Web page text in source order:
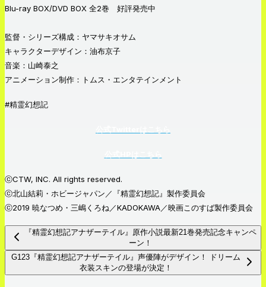
Blu-ray BOX/DVD BOX 全2巻 好評発売中
監督・シリーズ構成：ヤマサキオサム
キャラクターデザイン：油布京子
音楽：山崎泰之
アニメーション制作：トムス・エンタテインメント
#精霊幻想記
ⓒCTW, INC. All rights reserved.
ⓒ北山結莉・ホビージャパン／『精霊幻想記』製作委員会
ⓒ2019 暁なつめ・三嶋くろね／KADOKAWA／映画このすば製作委員会
『精霊幻想記アナザーテイル』原作小説最新21巻発売記念キャンペ
ーン！
G123『精霊幻想記アナザーテイル』声優陣がデザイン！ ドリーム
衣装スキンの登場が決定！